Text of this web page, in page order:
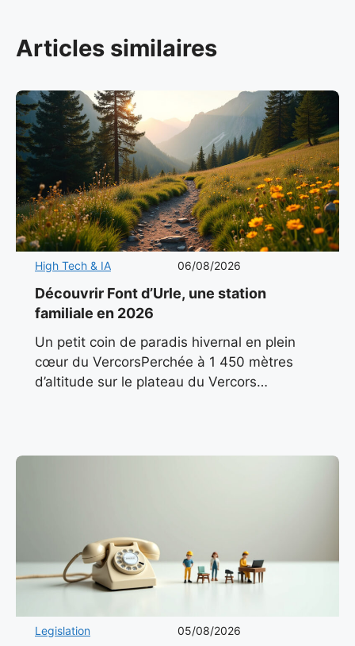
Articles similaires
High Tech & IA 06/08/2026
Découvrir Font d’Urle, une station
familiale en 2026
Un petit coin de paradis hivernal en plein
cœur du VercorsPerchée à 1 450 mètres
d’altitude sur le plateau du Vercors
Legislation 05/08/2026